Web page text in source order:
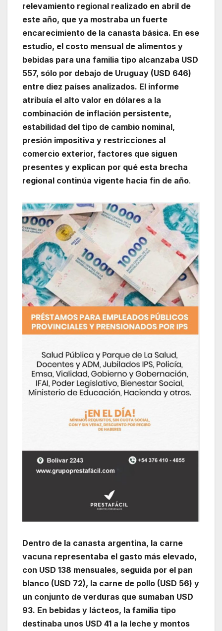
relevamiento regional realizado en abril de
este año, que ya mostraba un fuerte
encarecimiento de la canasta básica. En ese
estudio, el costo mensual de alimentos y
bebidas para una familia tipo alcanzaba USD
557, sólo por debajo de Uruguay (USD 646)
entre diez países analizados. El informe
atribuía el alto valor en dólares a la
combinación de inflación persistente,
estabilidad del tipo de cambio nominal,
presión impositiva y restricciones al
comercio exterior, factores que siguen
presentes y explican por qué esta brecha
regional continúa vigente hacia fin de año.
Dentro de la canasta argentina, la carne
vacuna representaba el gasto más elevado,
con USD 138 mensuales, seguida por el pan
blanco (USD 72), la carne de pollo (USD 56) y
un conjunto de verduras que sumaban USD
93. En bebidas y lácteos, la familia tipo
destinaba unos USD 41 a la leche y montos